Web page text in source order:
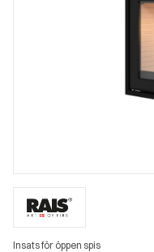
Insats för öppen spis